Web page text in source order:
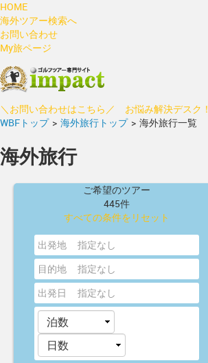
HOME
海外ツアー検索へ
お問い合わせ
My旅ページ
＼お問い合わせはこちら／ お悩み解決デスク！
WBFトップ > 海外旅行トップ > 海外旅行一覧
海外旅行
ご希望のツアー
445件
すべての条件をリセット
出発地
指定なし
目的地
指定なし
出発日
指定なし